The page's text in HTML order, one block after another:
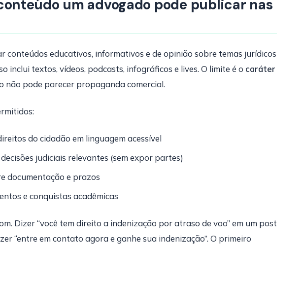
um advogado pode publicar nas
conteúdos educativos, informativos e de opinião sobre temas jurídicos
inclui textos, vídeos, podcasts, infográficos e lives. O limite é o caráter
não pode parecer propaganda comercial.
do cidadão em linguagem acessível
judiciais relevantes (sem expor partes)
documentação e prazos
e conquistas acadêmicas
Dizer “você tem direito a indenização por atraso de voo” em um post
“entre em contato agora e ganhe sua indenização”. O primeiro